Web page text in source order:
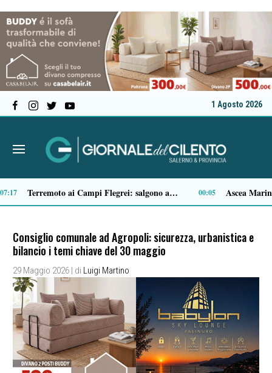
1 Agosto 2026
Il MOA di Eboli ottiene il riconoscimento di Museo di interesse regionale 14:14
Consiglio comunale ad Agropoli: sicurezza, urbanistica e
bilancio i temi chiave del 30 maggio
29 Maggio 2026 | di Luigi Martino